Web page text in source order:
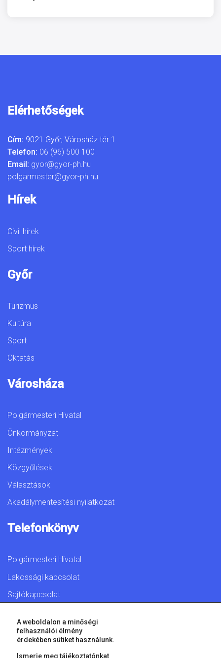
Elérhetőségek
Cím: 9021 Győr, Városház tér 1.
Telefon: 06 (96) 500 100
Email: gyor@gyor-ph.hu
polgarmester@gyor-ph.hu
Hírek
Civil hírek
Sport hírek
Győr
Turizmus
Kultúra
Sport
Oktatás
Városháza
Polgármesteri Hivatal
Önkormányzat
Intézmények
Közgyűlések
Választások
Akadálymentesítési nyilatkozat
Telefonkönyv
Polgármesteri Hivatal
Lakossági kapcsolat
Sajtókapcsolat
© 2026 Győr Megyei Jogú Város • Minden jog fenntartva!
A weboldalon a minőségi
felhasználói élmény
érdekében sütiket használunk.
Ismerje meg tájékoztatónkat